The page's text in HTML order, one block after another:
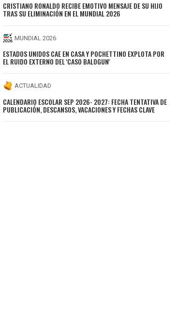
CRISTIANO RONALDO RECIBE EMOTIVO MENSAJE DE SU HIJO
TRAS SU ELIMINACIÓN EN EL MUNDIAL 2026
MUNDIAL 2026
ESTADOS UNIDOS CAE EN CASA Y POCHETTINO EXPLOTA POR
EL RUIDO EXTERNO DEL 'CASO BALOGUN'
ACTUALIDAD
CALENDARIO ESCOLAR SEP 2026- 2027: FECHA TENTATIVA DE
PUBLICACIÓN, DESCANSOS, VACACIONES Y FECHAS CLAVE